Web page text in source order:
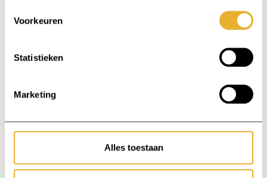
Voorkeuren
Statistieken
Marketing
Alles toestaan
Flexibiliteit en toegankelijkheid
Data gebruiken om de effectiviteit van
Het is cruciaal voor managers om deze trends
te omarmen en te investeren in digitale
van hun teams.